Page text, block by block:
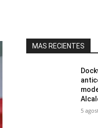
MAS RECIENTES
5